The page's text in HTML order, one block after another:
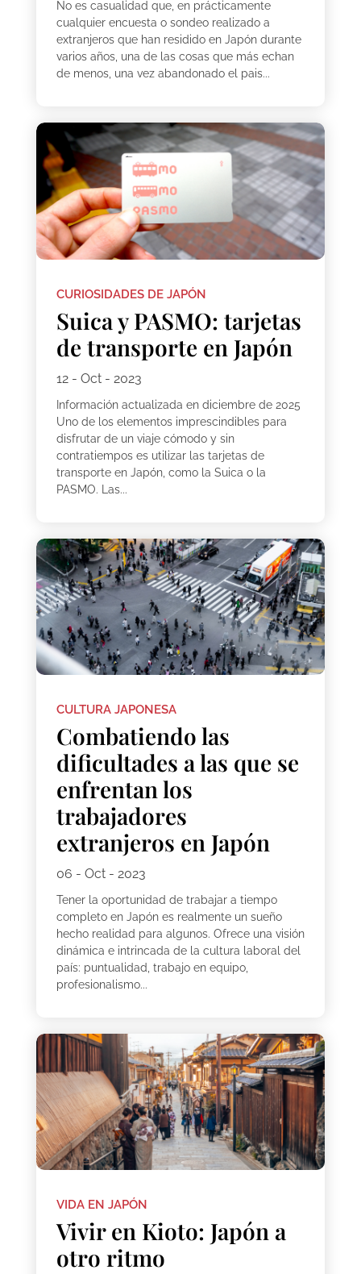
No es casualidad que, en prácticamente
cualquier encuesta o sondeo realizado a
extranjeros que han residido en Japón durante
varios años, una de las cosas que más echan
de menos, una vez abandonado el pais...
CURIOSIDADES DE JAPÓN
Suica y PASMO: tarjetas
de transporte en Japón
12 - Oct - 2023
Información actualizada en diciembre de 2025
Uno de los elementos imprescindibles para
disfrutar de un viaje cómodo y sin
contratiempos es utilizar las tarjetas de
transporte en Japón, como la Suica o la
PASMO. Las...
CULTURA JAPONESA
Combatiendo las
dificultades a las que se
enfrentan los
trabajadores
extranjeros en Japón
06 - Oct - 2023
Tener la oportunidad de trabajar a tiempo
completo en Japón es realmente un sueño
hecho realidad para algunos. Ofrece una visión
dinámica e intrincada de la cultura laboral del
país: puntualidad, trabajo en equipo,
profesionalismo...
VIDA EN JAPÓN
Vivir en Kioto: Japón a
otro ritmo